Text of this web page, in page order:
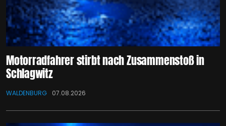
Motorradfahrer stirbt nach Zusammenstoß in
Schlagwitz
WALDENBURG 07.08.2026